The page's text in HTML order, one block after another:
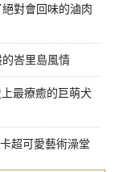
對會回味的滷肉
峇里島風情
最療癒的巨萌犬
超可愛藝術澡堂